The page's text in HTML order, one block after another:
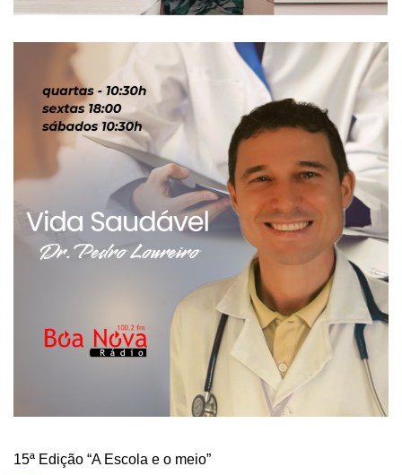
15ª Edição “A Escola e o meio”